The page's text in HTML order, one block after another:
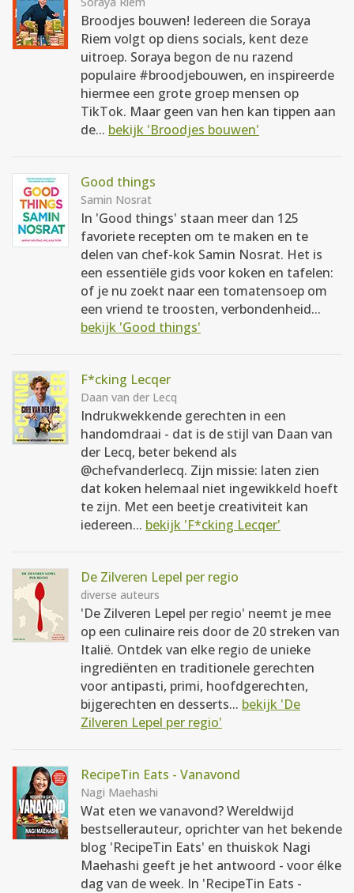
Broodjes bouwen! Iedereen die Soraya
Riem volgt op diens socials, kent deze
uitroep. Soraya begon de nu razend
populaire #broodjebouwen, en inspireerde
hiermee een grote groep mensen op
TikTok. Maar geen van hen kan tippen aan
de... bekijk 'Broodjes bouwen'
Good things
Samin Nosrat
In 'Good things' staan meer dan 125
favoriete recepten om te maken en te
delen van chef-kok Samin Nosrat. Het is
een essentiële gids voor koken en tafelen:
of je nu zoekt naar een tomatensoep om
een vriend te troosten, verbondenheid...
bekijk 'Good things'
F*cking Lecqer
Daan van der Lecq
Indrukwekkende gerechten in een
handomdraai - dat is de stijl van Daan van
der Lecq, beter bekend als
@chefvanderlecq. Zijn missie: laten zien
dat koken helemaal niet ingewikkeld hoeft
te zijn. Met een beetje creativiteit kan
iedereen... bekijk 'F*cking Lecqer'
De Zilveren Lepel per regio
diverse auteurs
'De Zilveren Lepel per regio' neemt je mee
op een culinaire reis door de 20 streken van
Italië. Ontdek van elke regio de unieke
ingrediënten en traditionele gerechten
voor antipasti, primi, hoofdgerechten,
bijgerechten en desserts... bekijk 'De
Zilveren Lepel per regio'
RecipeTin Eats - Vanavond
Nagi Maehashi
Wat eten we vanavond? Wereldwijd
bestsellerauteur, oprichter van het bekende
blog 'RecipeTin Eats' en thuiskok Nagi
Maehashi geeft je het antwoord - voor élke
dag van de week. In 'RecipeTin Eats -